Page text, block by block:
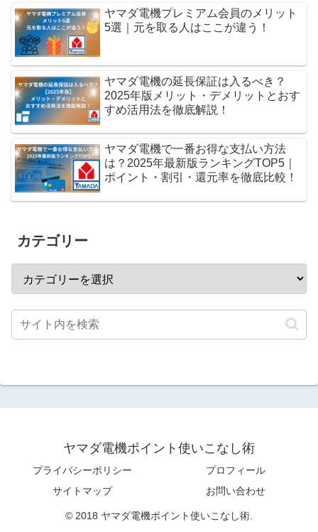
ヤマダ電機プレミアム会員のメリット
5選｜元を取る人はここが違う！
ヤマダ電機の延長保証は入るべき？
2025年版メリット・デメリットとおす
すめ活用法を徹底解説！
ヤマダ電機で一番お得な支払い方法
は？2025年最新版ランキングTOP5｜
ポイント・割引・還元率を徹底比較！
カテゴリー
ヤマダ電機ポイント使いこなし術
プライバシーポリシー
プロフィール
サイトマップ
お問い合わせ
© 2018 ヤマダ電機ポイント使いこなし術.